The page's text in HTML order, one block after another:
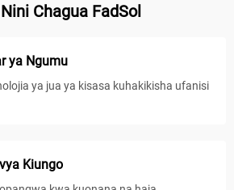
Chagua FadSol
ya Ngumu
ya jua ya kisasa kuhakikisha ufanisi
Kiungo